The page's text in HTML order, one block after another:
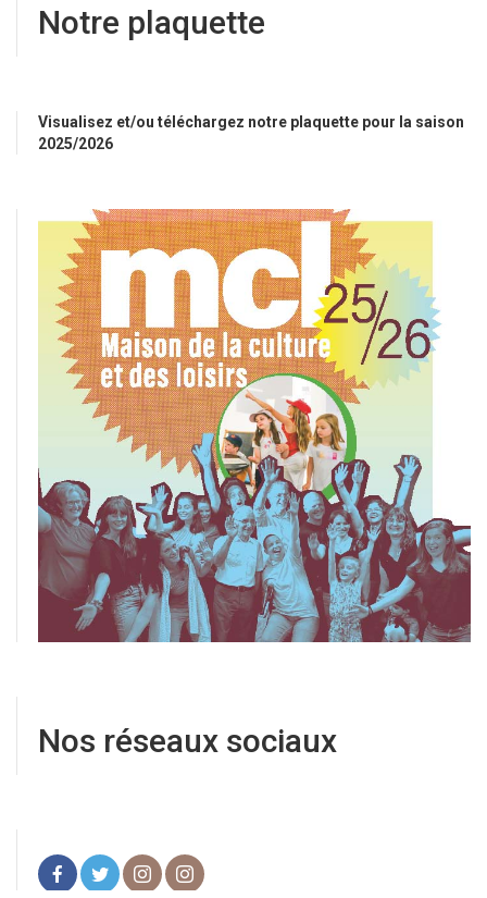
Notre plaquette
Visualisez et/ou téléchargez notre plaquette pour la saison
2025/2026
Nos réseaux sociaux